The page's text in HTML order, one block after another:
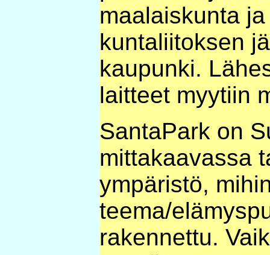
maalaiskunta
kuntaliitoksen
kaupunki.
laitteet myytiin
SantaPark on
mittakaavassa
ympäristö,
teema/
rakennettu.